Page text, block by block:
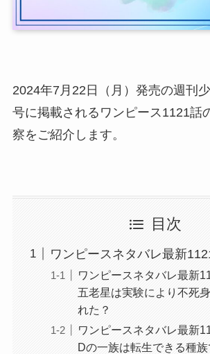
2024年7月22日（月）発売の週刊
号に掲載されるワンピース1121話
察をご紹介します。
目次
ワンピースネタバレ最新
ワンピースネタバレ最新
五老星は実験により不死
れた？
ワンピースネタバレ最新
Dの一族は転生できる種族